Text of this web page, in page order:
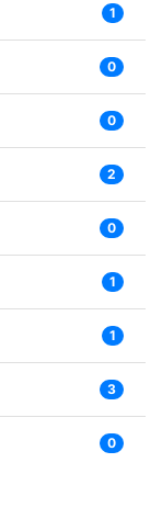
1
0
0
2
0
1
1
3
0